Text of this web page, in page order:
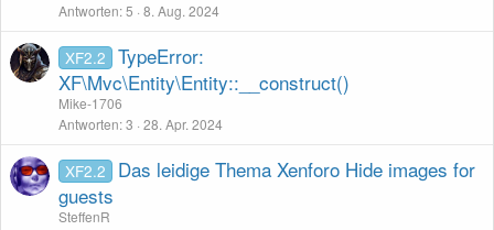
Antworten 5 8. Aug. 2024
XF2.2 TypeError:
XF\Mvc\Entity\Entity::__construct()
Mike-1706
Antworten 3 28. Apr. 2024
XF2.2
Das leidige Thema Xenforo Hide images for
guests
SteffenR